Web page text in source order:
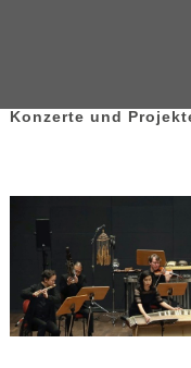
Konzerte und